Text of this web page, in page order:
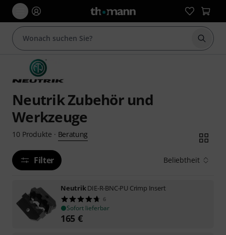
Suche
Neutrik Zubehör und
Werkzeuge
10 Produkte · Beratung
Filter Beliebtheit
NeutrikDIE-R-BNC-PU Crimp Insert
6
Sofort lieferbar
165 €